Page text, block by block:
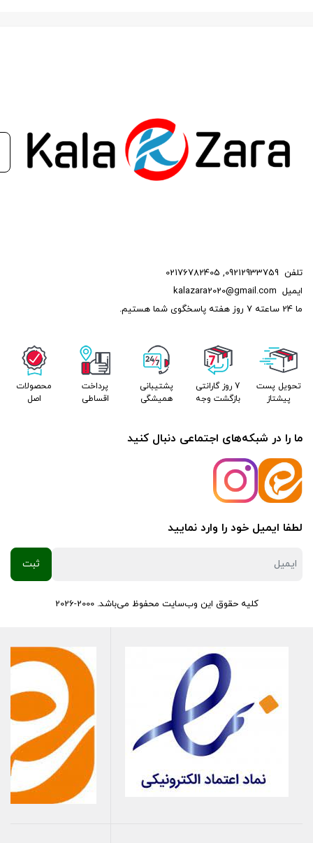
تلفن 09212933759
,
02176782405
ایمیل kalazara2020@gmail.com
ما 24 ساعته 7 روز هفته پاسخگوی شما هستیم.
تحویل پست
پیشتاز
7 روز گارانتی
بازگشت وجه
پشتیبانی
همیشگی
پرداخت
اقساطی
محصولات
اصل
ما را در شبکه‌های اجتماعی دنبال کنید
لطفا ایمیل خود را وارد نمایید
کلیه حقوق این وب‌سایت محفوظ می‌باشد. 2000-2026